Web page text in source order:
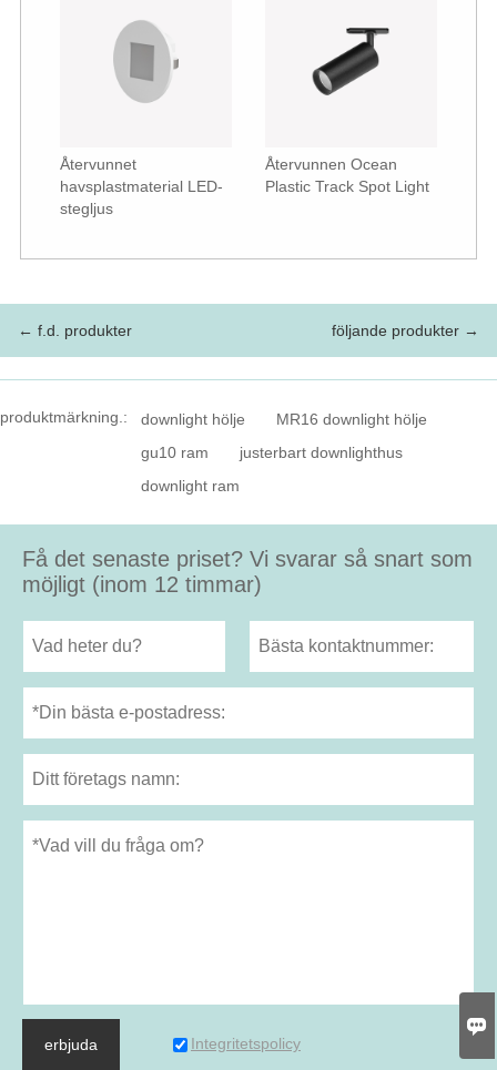
Återvunnet
havsplastmaterial LED-
stegljus
Återvunnen Ocean
Plastic Track Spot Light
← f.d. produkter följande produkter →
produktmärkning.: downlight hölje
MR16 downlight hölje
gu10 ram
justerbart downlighthus
downlight ram
Få det senaste priset? Vi svarar så snart som
möjligt (inom 12 timmar)
erbjuda Integritetspolicy
